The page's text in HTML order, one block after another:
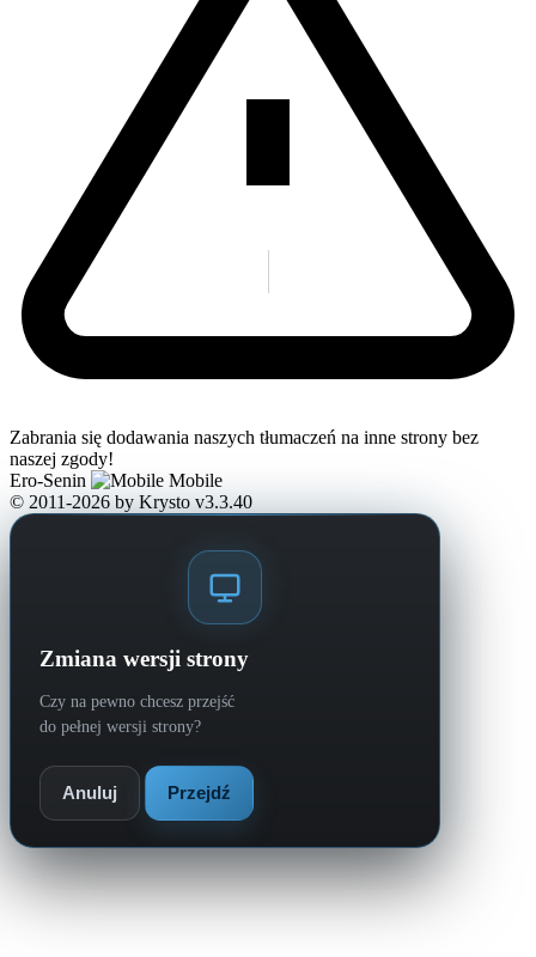
Zabrania się dodawania naszych tłumaczeń na inne strony bez
naszej zgody!
Ero-Senin
Mobile
© 2011-2026 by Krysto v3.3.40
Zmiana wersji strony
Czy na pewno chcesz przejść
do pełnej wersji strony?
Anuluj Przejdź